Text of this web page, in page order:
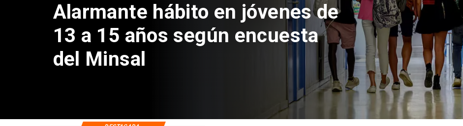
Aprueban creación del Parque
Sebastián Piñera con inversión
de $4 mil millones